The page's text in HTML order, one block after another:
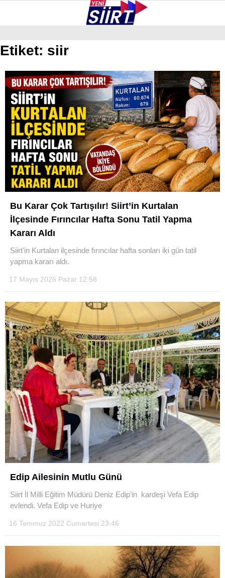
Facebook
Instagram
Youtube
GALERİ VİDEO YAZARLAR
KURTALAN
ERUH
BAYKAN
PERVARI
ŞIRVAN
TILLO
GÜNDEM
NÖBETÇI ECZANELER
Etiket: siir
Bu Karar Çok Tartışılır! Siirt’in Kurtalan
İlçesinde Fırıncılar Hafta Sonu Tatil Yapma
Kararı Aldı
Siirt'in Kurtalan ilçesinde fırıncılar hafta sonları iki gün tatil
yapma kararı aldı.
17 Mayıs 2026 Pazar 12:58
Edip Ailesinin Mutlu Günü
Siirt İl Milli Eğitim Müdürü Deniz Edip’in kardeşi Vefa Edip
evlendi. Vefa Edip ve Huriye
16 Temmuz 2022 Cumartesi 23:46